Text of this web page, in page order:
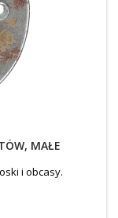
MAŁE
i obcasy.